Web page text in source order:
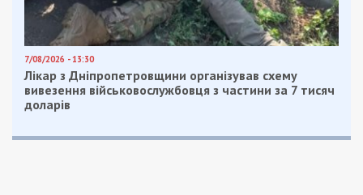
7/08/2026 - 13:30
Лікар з Дніпропетровщини організував схему
вивезення військовослужбовця з частини за 7 тисяч
доларів